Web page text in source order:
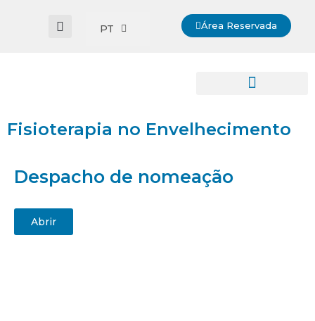
PT Área Reservada
Fisioterapia no Envelhecimento
Despacho de nomeação
Abrir